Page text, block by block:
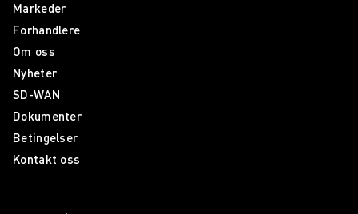
Markeder
Forhandlere
Om oss
Nyheter
SD-WAN
Dokumenter
Betingelser
Kontakt oss